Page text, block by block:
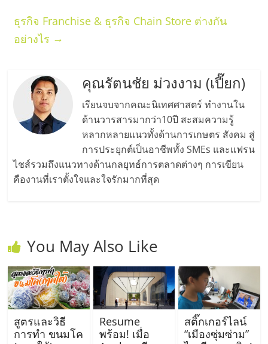
ธุรกิจ Franchise & ธุรกิจ Chain Store ต่างกัน
อย่างไร →
คุณรัตนชัย ม่วงงาม (เปี๊ยก)
เรียนจบจากคณะนิเทศศาสตร์ ทำงานใน
ด้านวารสารมากว่า10ปี สะสมความรู้
หลากหลายแนวทั้งด้านการเกษตร สังคม สู่
การประยุกต์เป็นอาชีพทั้ง SMEs และแฟรน
ไชส์รวมถึงแนวทางด้านกลยุทธ์การตลาดต่างๆ การเขียน
คืองานที่เราตั้งใจและใจรักมากที่สุด
You May Also Like
สูตรและวิธี
การทำ ขนมโค
Resume
พร้อม! เมื่อ
สติ๊กเกอร์ไลน์
“เมืองซุ่มซ่าม”